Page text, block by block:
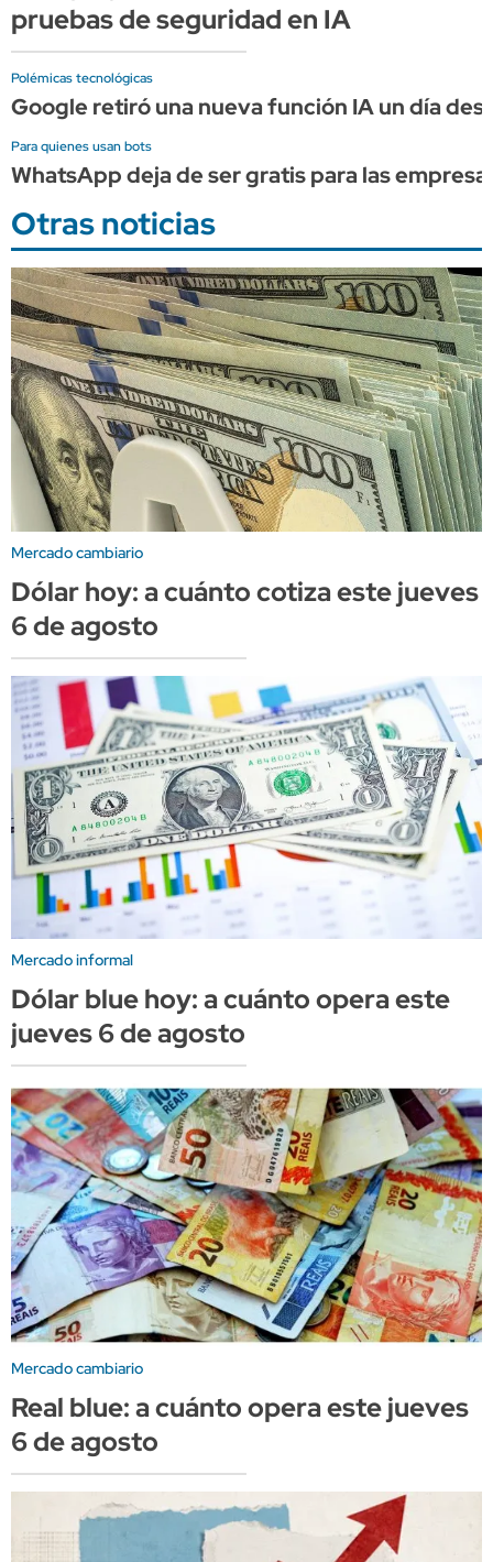
pruebas de seguridad en IA
Polémicas tecnológicas
Google retiró una nueva función IA un día
Para quienes usan bots
WhatsApp deja de ser gratis para las
Otras noticias
Mercado cambiario
Dólar hoy: a cuánto cotiza este jueves
6 de agosto
Mercado informal
Dólar blue hoy: a cuánto opera este
jueves 6 de agosto
Mercado cambiario
Real blue: a cuánto opera este jueves
6 de agosto